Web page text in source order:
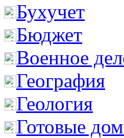
Бухучет
Бюджет
Военное
География
Геология
Готовые